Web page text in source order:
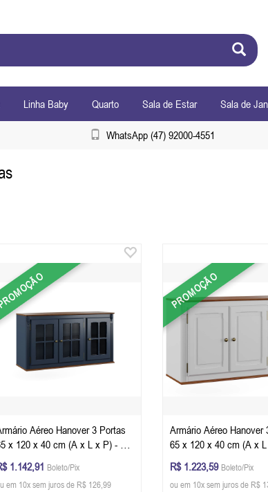
Linha Baby Quarto Sala de Estar Sala de
WhatsApp (47) 92000-4551
Aéreo Hanover 3 Portas
x 120 x 40 cm (A x L x P) - Cor
Azul Petróleo - Imbuia Glazer
1.142,91 Boleto/Pix
em 10x sem juros de R$ 126,99
PROMOÇÃO
Armário Aéreo Hanover
65 x 120 x 40 cm (A x L
Branco - Imbuia Glazer
R$ 1.223,59 Boleto/Pix
ou em 10x sem juros de R$